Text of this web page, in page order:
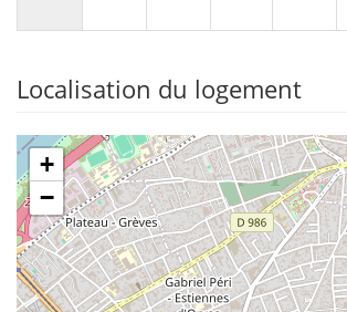
Localisation du logement
+
−